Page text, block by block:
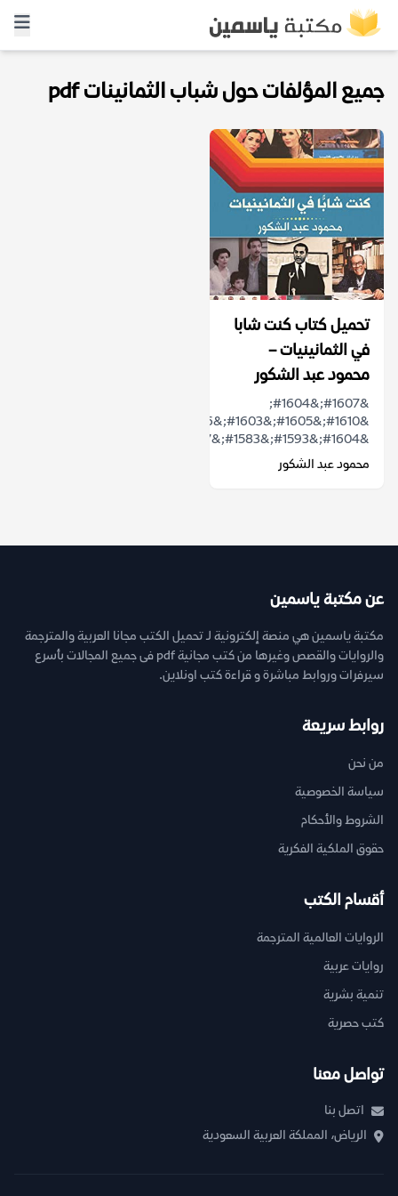
جميع المؤلفات حول شباب الثمانينات pdf
تحميل كتاب كنت شابا
في الثمانينيات –
محمود عبد الشكور
&#1607;&#1604;
&#1604;&#1593;&#1583;&#1587;&#1577;...
محمود عبد الشكور
عن مكتبة ياسمين
مكتبة ياسمين هي منصة إلكترونية لـ تحميل الكتب مجانا العربية والمترجمة
والروايات والقصص وغيرها من كتب مجانية pdf فى جميع المجالات بأسرع
سيرفرات وروابط مباشرة و قراءة كتب اونلاين.
روابط سريعة
من نحن
سياسة الخصوصية
الشروط والأحكام
حقوق الملكية الفكرية
أقسام الكتب
الروايات العالمية المترجمة
روايات عربية
تنمية بشرية
كتب حصرية
تواصل معنا
اتصل بنا
الرياض، المملكة العربية السعودية